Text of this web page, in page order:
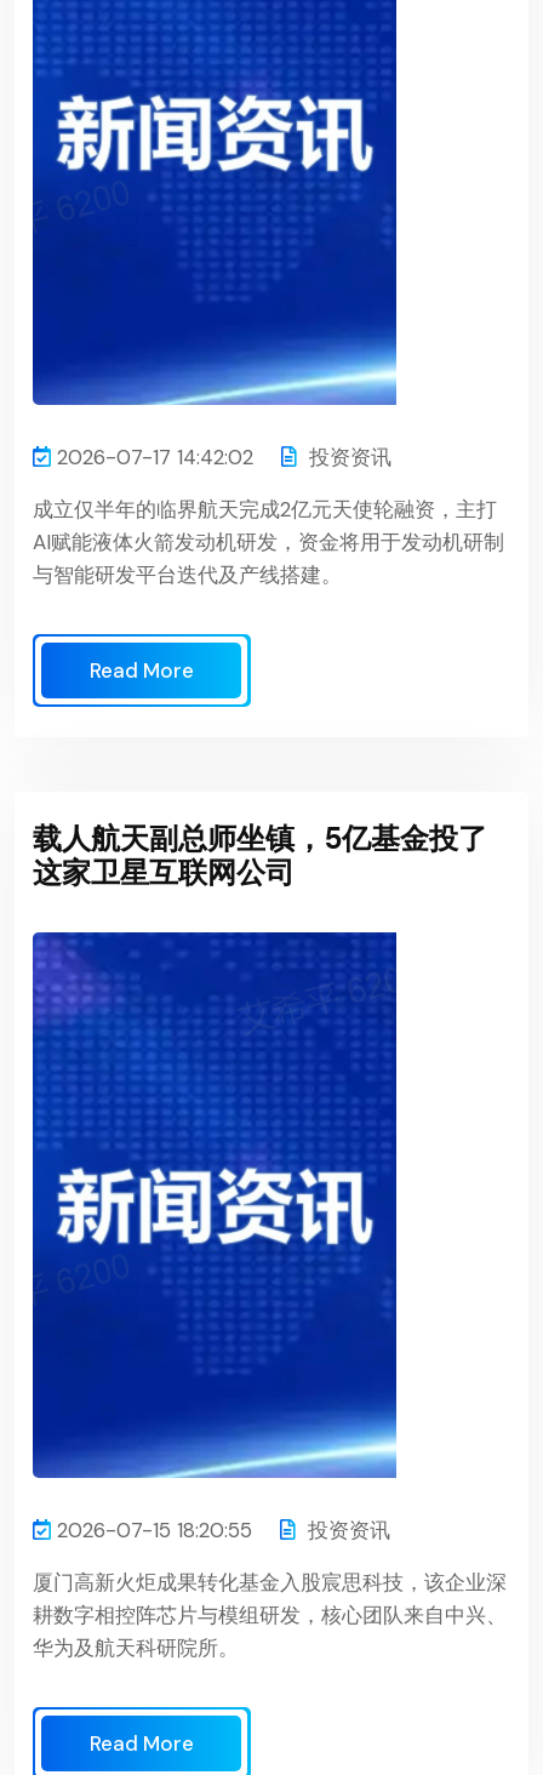
2026-07-17 14:42:02
投资资讯
成立仅半年的临界航天完成2亿元天使轮融资，主打
AI赋能液体火箭发动机研发，资金将用于发动机研制
与智能研发平台迭代及产线搭建。
Read More
载人航天副总师坐镇，5亿基金投了
这家卫星互联网公司
2026-07-15 18:20:55
投资资讯
厦门高新火炬成果转化基金入股宸思科技，该企业深
耕数字相控阵芯片与模组研发，核心团队来自中兴、
华为及航天科研院所。
Read More